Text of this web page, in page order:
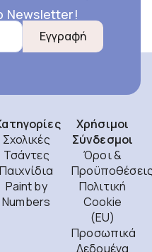
Newsletter!
Εγγραφή
Σχολικές
Τσάντες
Παιχνίδια
Paint by
Numbers
Χρήσιμοι
Σύνδεσμοι
Όροι &
Πολιτική
Cookie
(EU)
Προσωπικά
Δεδομένα